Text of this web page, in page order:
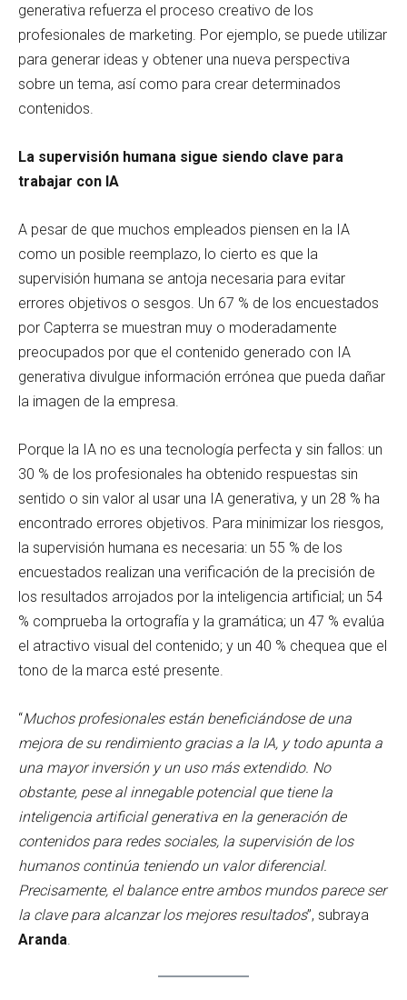
generativa refuerza el proceso creativo de los
profesionales de marketing. Por ejemplo, se puede utilizar
para generar ideas y obtener una nueva perspectiva
sobre un tema, así como para crear determinados
contenidos.
La supervisión humana sigue siendo clave para
trabajar con IA
A pesar de que muchos empleados piensen en la IA
como un posible reemplazo, lo cierto es que la
supervisión humana se antoja necesaria para evitar
errores objetivos o sesgos. Un 67 % de los encuestados
por Capterra se muestran muy o moderadamente
preocupados por que el contenido generado con IA
generativa divulgue información errónea que pueda dañar
la imagen de la empresa.
Porque la IA no es una tecnología perfecta y sin fallos: un
30 % de los profesionales ha obtenido respuestas sin
sentido o sin valor al usar una IA generativa, y un 28 % ha
encontrado errores objetivos. Para minimizar los riesgos,
la supervisión humana es necesaria: un 55 % de los
encuestados realizan una verificación de la precisión de
los resultados arrojados por la inteligencia artificial; un 54
% comprueba la ortografía y la gramática; un 47 % evalúa
el atractivo visual del contenido; y un 40 % chequea que el
tono de la marca esté presente.
“Muchos profesionales están beneficiándose de una
mejora de su rendimiento gracias a la IA, y todo apunta a
una mayor inversión y un uso más extendido. No
obstante, pese al innegable potencial que tiene la
inteligencia artificial generativa en la generación de
contenidos para redes sociales, la supervisión de los
humanos continúa teniendo un valor diferencial.
Precisamente, el balance entre ambos mundos parece ser
la clave para alcanzar los mejores resultados”, subraya
Aranda